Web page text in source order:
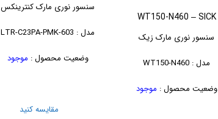
WT150-N460 – SICK
سنسور نوری مارک زیک
مدل : WT150-N460
وضعیت محصول : موجود
سنسور نوری مارک کنترینکس
مدل : LTR-C23PA-PMK-603
وضعیت محصول : موجود
مقایسه کنید